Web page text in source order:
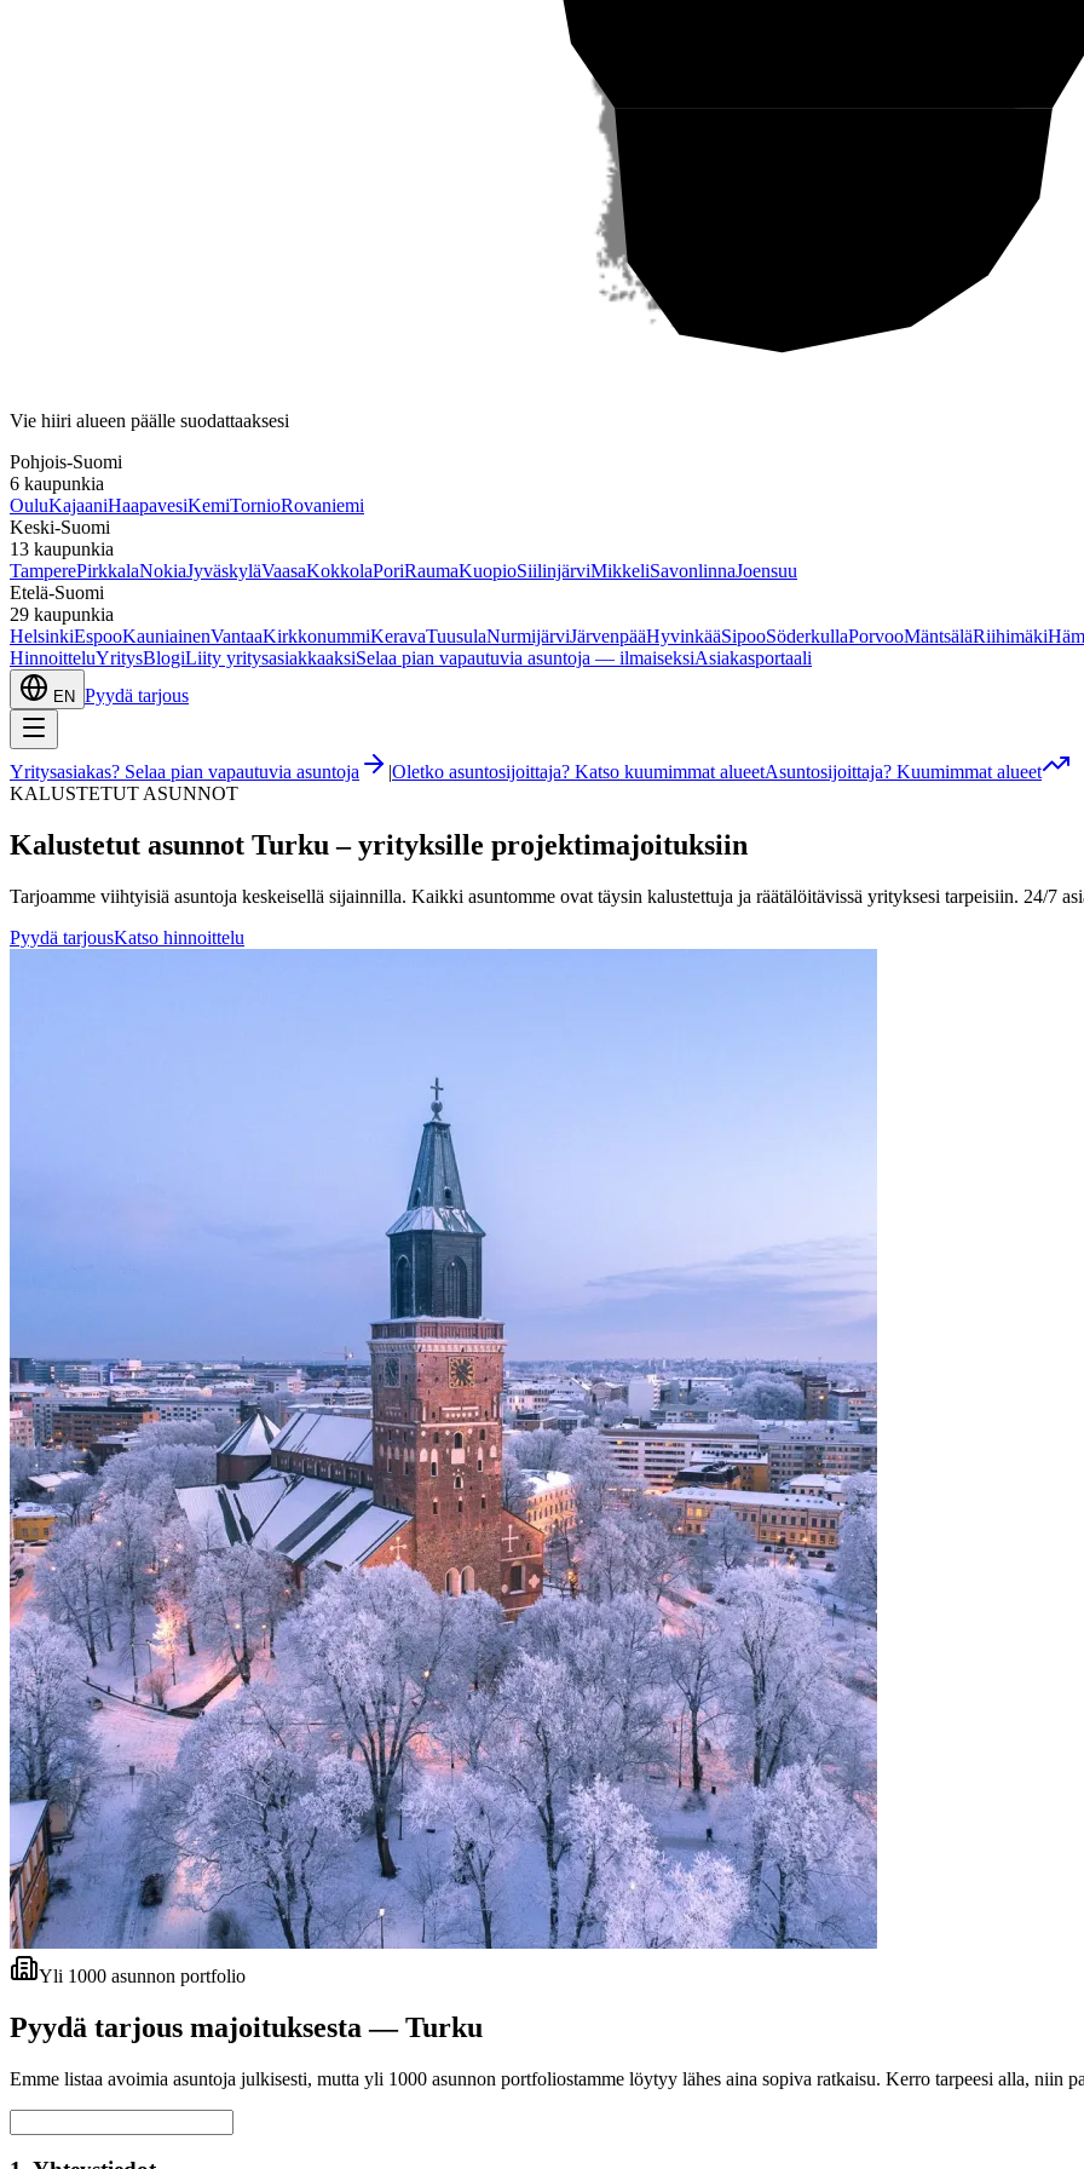
Vie hiiri alueen päälle suodattaaksesi
Pohjois-Suomi
6 kaupunkia
OuluKajaaniHaapavesiKemiTornioRovaniemi
Keski-Suomi
13 kaupunkia
TamperePirkkalaNokiaJyväskyläVaasaKokkolaPoriRaumaKuopioSiilinjärviMikkeliSavonlinnaJoensuu
Etelä-Suomi
29 kaupunkia
HelsinkiEspooKauniainenVantaaKirkkonummiKeravaTuusulaNurmijärviJärvenpääHyvinkääSipooSöderkullaPorvooMäntsäläRiihimäki
HinnoitteluYritysBlogiLiity yritysasiakkaaksiSelaa pian vapautuvia asuntoja — ilmaiseksiAsiakasportaali
EN Pyydä tarjous
Yritysasiakas? Selaa pian vapautuvia asuntoja |Oletko asuntosijoittaja? Katso kuumimmat alueetAsuntosijoittaja? Kuumimmat alueet
KALUSTETUT ASUNNOT
Kalustetut asunnot Turku – yrityksille projektimajoituksiin
Tarjoamme viihtyisiä asuntoja keskeisellä sijainnilla. Kaikki asuntomme ovat täysin kalustettuja ja räätälöitävissä yrityksesi tarpeisiin. 24/7
Pyydä tarjousKatso hinnoittelu
Yli 1000 asunnon portfolio
Pyydä tarjous majoituksesta —Turku
Emme listaa avoimia asuntoja julkisesti, mutta yli 1000 asunnon portfoliostamme löytyy lähes aina sopiva ratkaisu. Kerro tarpeesi alla, niin